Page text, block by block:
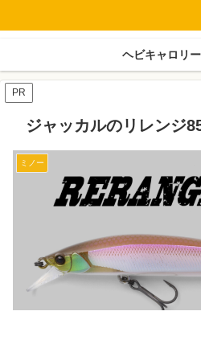
ヘビキャロリ
PR
ジャッカルのリレンジ
ミノー